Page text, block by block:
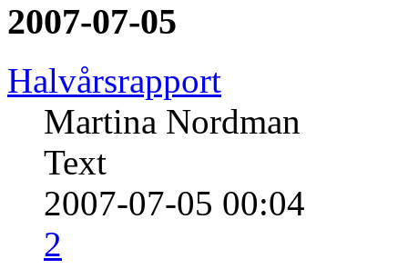
2007-07-05
Halvårsrapport
Martina Nordman
Text
2007-07-05 00:04
2